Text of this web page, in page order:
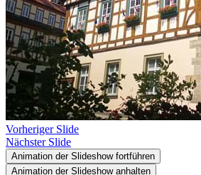
Vorheriger Slide
Nächster Slide
Animation der Slideshow fortführen
Animation der Slideshow anhalten